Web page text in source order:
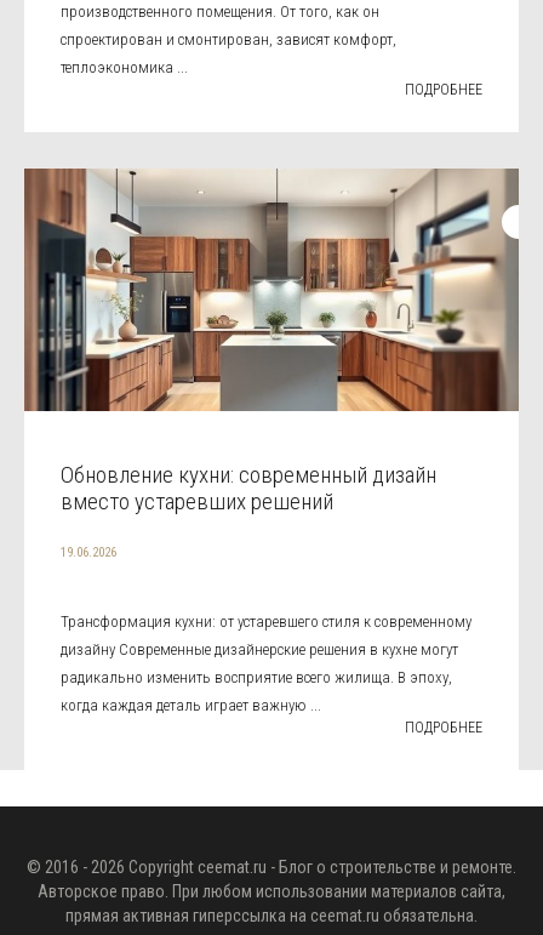
производственного помещения. От того, как он
спроектирован и смонтирован, зависят комфорт,
теплоэкономика ...
ПОДРОБНЕЕ
Обновление кухни: современный дизайн
вместо устаревших решений
19.06.2026
Трансформация кухни: от устаревшего стиля к современному
дизайну Современные дизайнерские решения в кухне могут
радикально изменить восприятие всего жилища. В эпоху,
когда каждая деталь играет важную ...
ПОДРОБНЕЕ
© 2016 - 2026 Copyright ceemat.ru - Блог о строительстве и ремонте.
Авторское право. При любом использовании материалов сайта,
прямая активная гиперссылка на ceemat.ru обязательна.